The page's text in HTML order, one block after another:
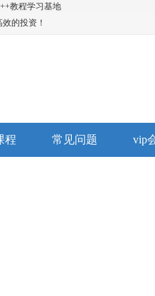
教程学习基地
的投资！
程 常见问题 vip